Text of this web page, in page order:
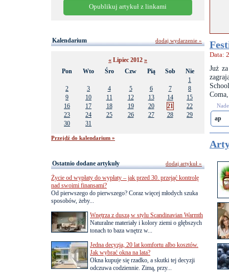
Data:
Już
ap
Opublikuj artykuł z linkami
Kalendarium
« Lipiec 2012 »
Pon
Wto Śro Czw Pią Sob
Nie
1
2
3 4 5 6 7
8
9
10 11 12 13 14
15
16
17 18 19 20 21
22
23
24 25 26 27 28
29
30
31
Przejdź do kalendarium »
dodaj wydarzenie »
Ostatnio dodane artykuły
Życie od wypłaty do wypłaty – jak przed 30. przejąć kontrolę
nad swoimi finansami?
Od pierwszego do pierwszego? Coraz więcej młodych szuka
sposobów, żeby...
Wnętrza z duszą w stylu Scandinavian Warmth
Naturalne materiały i kolory ziemi o głębszych
tonach to baza wnętrz w...
Jedna decyzja, 20 lat komfortu albo kosztów.
Jak wybrać okna na lata?
Okna kupuje się rzadko, a skutki tej decyzji
odczuwa codziennie. Zimą, przy...
dodaj artykuł »